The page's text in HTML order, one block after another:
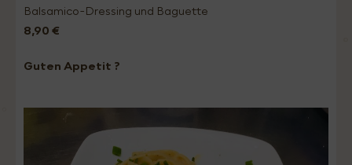
Balsamico-Dressing und Baguette
8,90 €
Guten Appetit ?